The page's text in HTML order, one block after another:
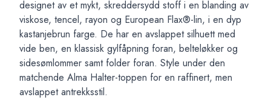
designet av et mykt, skreddersydd stoff i en blanding av
viskose, tencel, rayon og European Flax®-lin, i en dyp
kastanjebrun farge. De har en avslappet silhuett med
vide ben, en klassisk gylfåpning foran, belteløkker og
sidesømlommer samt folder foran. Style under den
matchende Alma Halter-toppen for en raffinert, men
avslappet antrekksstil.